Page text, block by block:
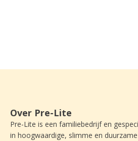
Over Pre-Lite
Pre-Lite is een familiebedrijf en
in hoogwaardige, slimme en duurzame